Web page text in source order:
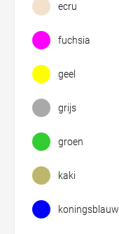
ecru
fuchsia
geel
grijs
groen
kaki
koningsblauw